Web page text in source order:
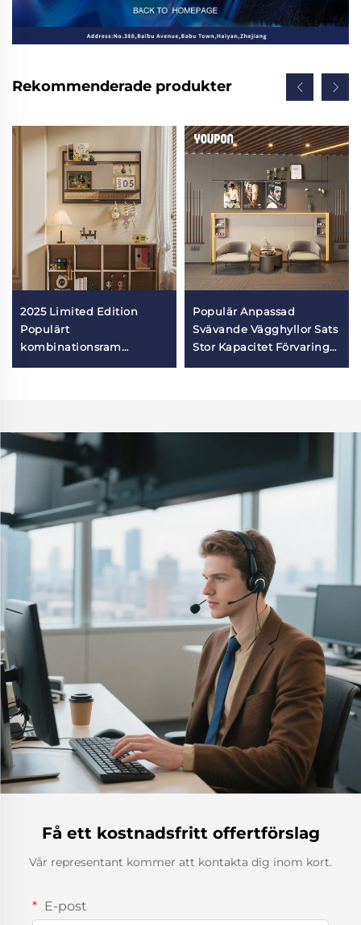
Rekommenderade produkter
2025 Limited Edition
Populärt
kombinationsram
Populär Anpassad
Svävande Vägghyllor Sats
Stor Kapacitet Förvaring
Få ett kostnadsfritt offertförslag
Vår representant kommer att kontakta dig inom kort.
E-post